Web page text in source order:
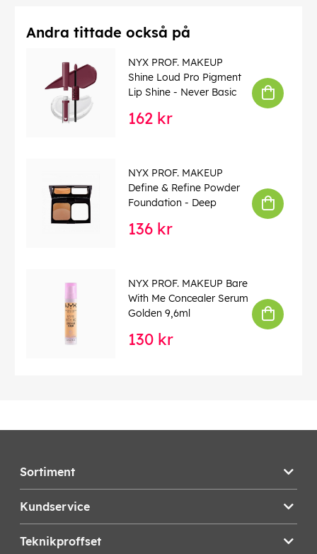
Andra tittade också på
NYX PROF. MAKEUP
Shine Loud Pro Pigment
Lip Shine - Never Basic
162 kr
NYX PROF. MAKEUP
Define & Refine Powder
Foundation - Deep
136 kr
NYX PROF. MAKEUP Bare
With Me Concealer Serum
Golden 9,6ml
130 kr
Sortiment
Kundservice
Teknikproffset